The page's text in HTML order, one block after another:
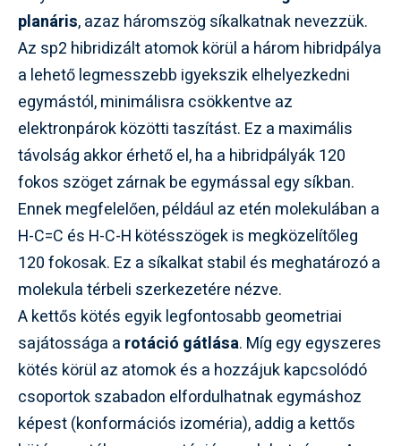
planáris, azaz háromszög síkalkatnak nevezzük.
Az sp2 hibridizált atomok körül a három hibridpálya
a lehető legmesszebb igyekszik elhelyezkedni
egymástól, minimálisra csökkentve az
elektronpárok közötti taszítást. Ez a maximális
távolság akkor érhető el, ha a hibridpályák 120
fokos szöget zárnak be egymással egy síkban.
Ennek megfelelően, például az etén molekulában a
H-C=C és H-C-H kötésszögek is megközelítőleg
120 fokosak. Ez a síkalkat stabil és meghatározó a
molekula térbeli szerkezetére nézve.
A kettős kötés egyik legfontosabb geometriai
sajátossága a rotáció gátlása. Míg egy egyszeres
kötés körül az atomok és a hozzájuk kapcsolódó
csoportok szabadon elfordulhatnak egymáshoz
képest (konformációs izoméria), addig a kettős